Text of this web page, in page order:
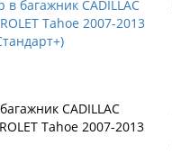
CADILLAC
Tahoe 2007-2013